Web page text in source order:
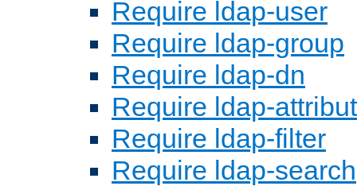
Require ldap-user
Require ldap-group
Require ldap-dn
Require ldap-
Require ldap-filter
Require ldap-search